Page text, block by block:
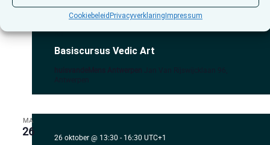
Cookiebeleid Privacyverklaring Impressum
ZA
Basiscursus Vedic Art
Art
MA
26 26 oktober @ 13:30 - 16:30 UTC+1